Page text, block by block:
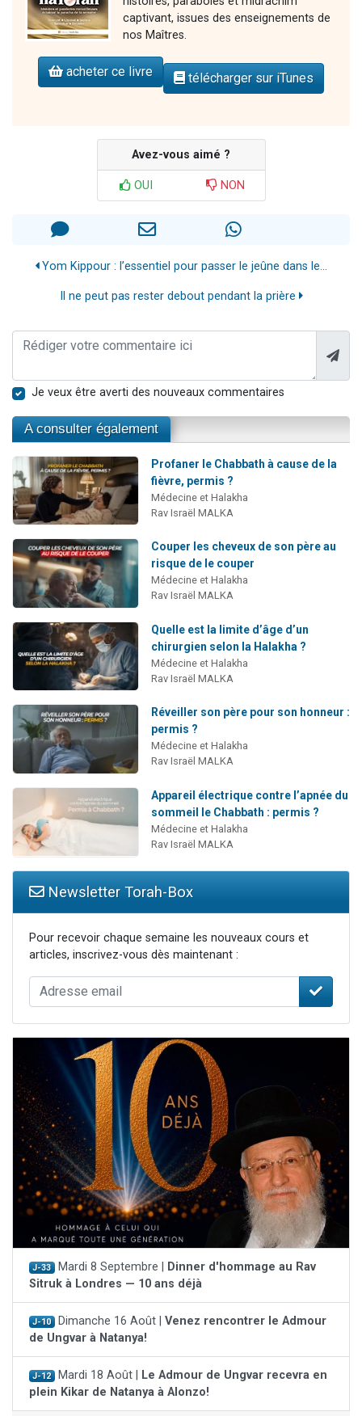
captivant, issues des enseignements de
nos Maîtres.
acheter ce livre télécharger sur iTunes
Avez-vous aimé ?
OUI NON
Yom Kippour : l’essentiel pour passer le jeûne dans le...
Il ne peut pas rester debout pendant la prière
Je veux être averti des nouveaux commentaires
A consulter également
Profaner le Chabbath à cause de la
fièvre, permis ?
Médecine et Halakha
Rav Israël MALKA
Couper les cheveux de son père au
risque de le couper
Médecine et Halakha
Rav Israël MALKA
Quelle est la limite d’âge d’un
chirurgien selon la Halakha ?
Médecine et Halakha
Rav Israël MALKA
Réveiller son père pour son honneur :
permis ?
Médecine et Halakha
Rav Israël MALKA
Appareil électrique contre l’apnée du
sommeil le Chabbath : permis ?
Médecine et Halakha
Rav Israël MALKA
Newsletter Torah-Box
Pour recevoir chaque semaine les nouveaux cours et
articles, inscrivez-vous dès maintenant :
J-33 Mardi 8 Septembre |
Dinner d'hommage au Rav
Sitruk à Londres — 10 ans déjà
J-10 Dimanche 16 Août | Venez rencontrer le Admour
de Ungvar à Natanya!
J-12 Mardi 18 Août |
Le Admour de Ungvar recevra en
plein Kikar de Natanya à Alonzo!